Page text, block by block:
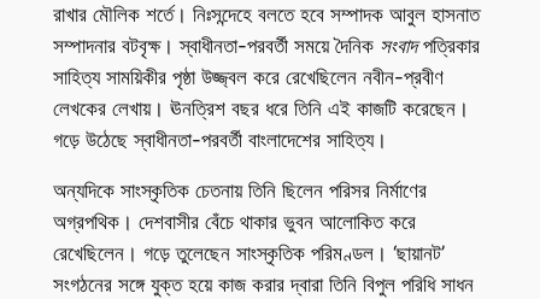
রাখার মৌলিক শর্তে। নিঃসন্দেহে বলতে হবে সম্পাদক আবুল হাসনাত
সম্পাদনার বটবৃক্ষ। স্বাধীনতা-পরবর্তী সময়ে দৈনিক সংবাদপত্রিকার
সাহিত্য সাময়িকীর পৃষ্ঠা উজ্জ্বল করে রেখেছিলেন নবীন-প্রবীণ
লেখকের লেখায়। ঊনত্রিশ বছর ধরে তিনি এই কাজটি করেছেন।
গড়ে উঠেছে স্বাধীনতা-পরবর্তী বাংলাদেশের সাহিত্য।
অন্যদিকে সাংস্কৃতিক চেতনায় তিনি ছিলেন পরিসর নির্মাণের
অগ্রপথিক। দেশবাসীর বেঁচে থাকার ভুবন আলোকিত করে
রেখেছিলেন। গড়ে তুলেছেন সাংস্কৃতিক পরিমণ্ডল। ‘ছায়ানট’
সংগঠনের সঙ্গে যুক্ত হয়ে কাজ করার দ্বারা তিনি বিপুল পরিধি সাধন